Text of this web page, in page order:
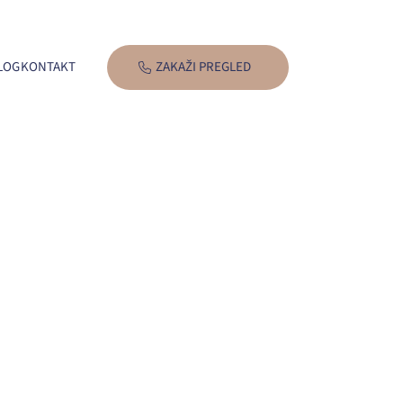
KONTAKT ZAKAŽI PREGLED